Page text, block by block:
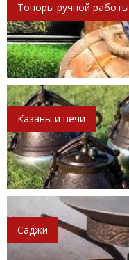
Топоры ручной работы
Казаны и печи
Саджи